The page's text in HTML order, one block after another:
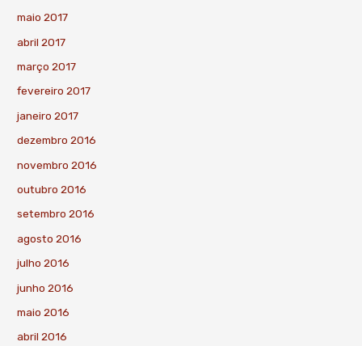
maio 2017
abril 2017
março 2017
fevereiro 2017
janeiro 2017
dezembro 2016
novembro 2016
outubro 2016
setembro 2016
agosto 2016
julho 2016
junho 2016
maio 2016
abril 2016